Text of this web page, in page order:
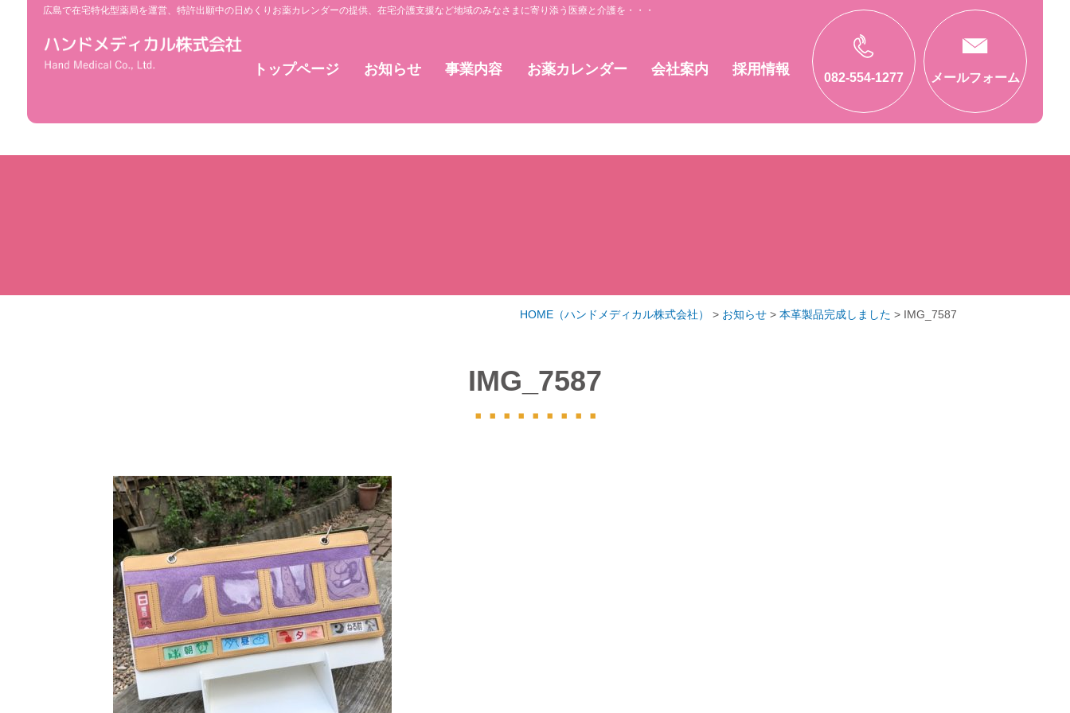
広島で在宅特化型薬局を運営、特許出願中の日めくりお薬カレンダーの提供、在宅介護支援など地域のみなさまに寄り添う医療と介護を・・・
トップページ お知らせ 事業内容 お薬カレンダー 会社案内 採用情報
082-554-1277 メールフォーム
HOME （ハンドメディカル株式会社） > お知らせ > 本革製品完成しました > IMG_7587
IMG_7587